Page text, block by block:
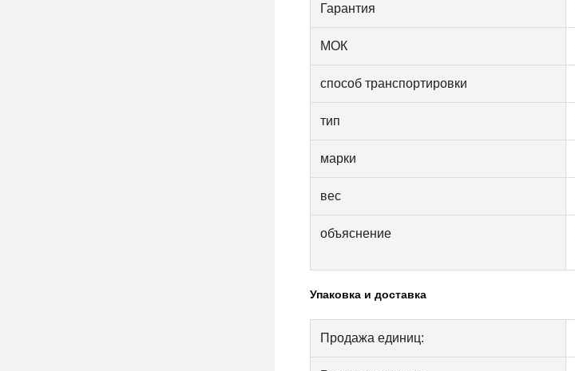
Гарантия
МОК
способ транспортировки
тип
марки
вес
объяснение
Упаковка и доставка
Продажа единиц: